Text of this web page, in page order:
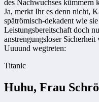
des Nachwuchses kümmern
Ja, merkt Ihr es denn nicht,
spätrömisch-dekadent wie
Leistungsbereitschaft doch
anstrengungsloser Sicherheit
Uuuund wegtreten:
Titanic
Huhu, Frau